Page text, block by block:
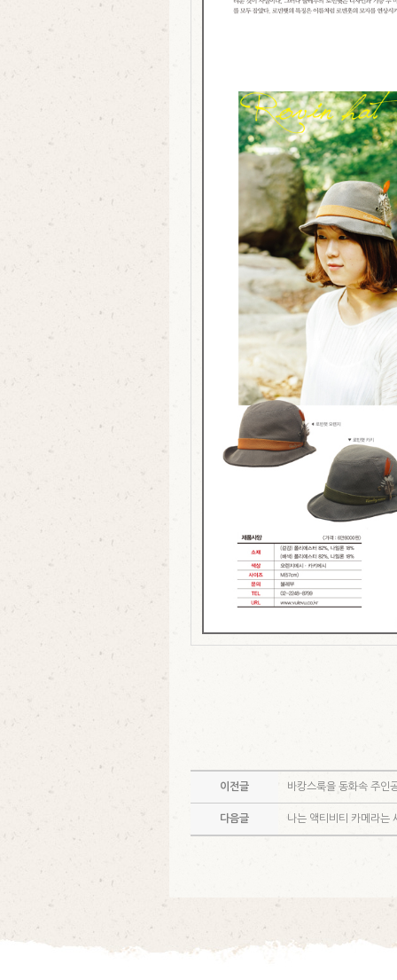
이전글 바캉스룩을 동화속 주인
다음글 나는 액티비티 카메라는